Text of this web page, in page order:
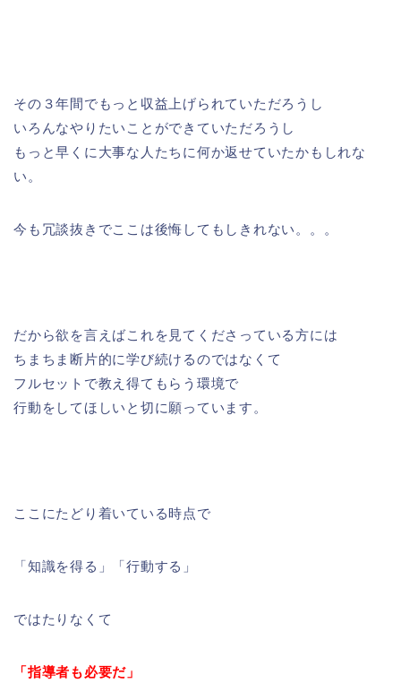
その３年間でもっと収益上げられていただろうし
いろんなやりたいことができていただろうし
もっと早くに大事な人たちに何か返せていたかもしれな
い。
今も冗談抜きでここは後悔してもしきれない。。。
だから欲を言えばこれを見てくださっている方には
ちまちま断片的に学び続けるのではなくて
フルセットで教え得てもらう環境で
行動をしてほしいと切に願っています。
ここにたどり着いている時点で
「知識を得る」「行動する」
ではたりなくて
「指導者も必要だ」